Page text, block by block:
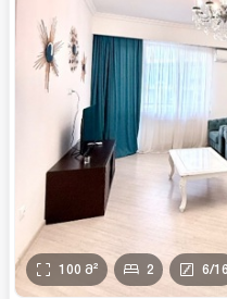
100 მ² 2 6/16